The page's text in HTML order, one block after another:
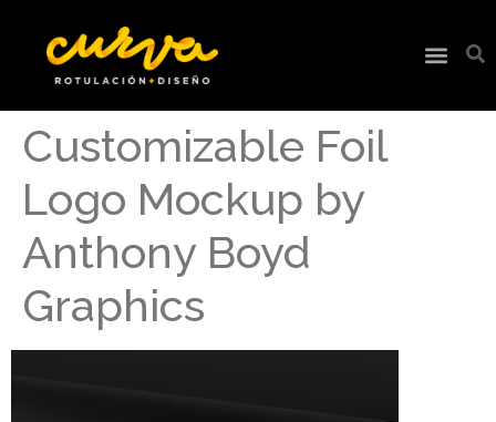
Customizable Foil
Logo Mockup by
Anthony Boyd
Graphics